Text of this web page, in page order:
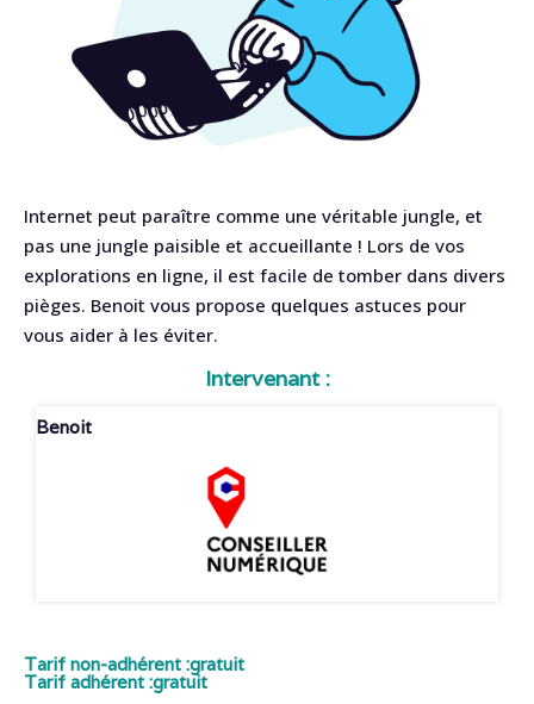
Internet peut paraître comme une véritable jungle, et
pas une jungle paisible et accueillante ! Lors de vos
explorations en ligne, il est facile de tomber dans divers
pièges. Benoit vous propose quelques astuces pour
vous aider à les éviter.
Intervenant :
Benoit
Tarif non-adhérent :gratuit
Tarif adhérent :gratuit